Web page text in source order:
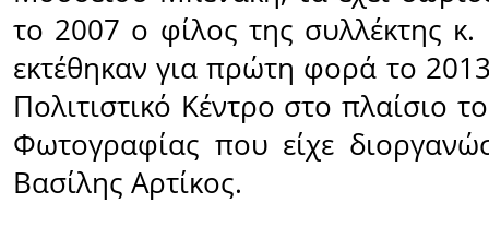
το 2007 ο φίλος της συλλέκτης κ.
εκτέθηκαν για πρώτη φορά το
Πολιτιστικό Κέντρο στο πλαίσιο
Φωτογραφίας που είχε
Βασίλης Αρτίκος.